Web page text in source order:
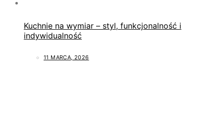
Kuchnie na wymiar – styl, funkcjonalność i
indywidualność
11 MARCA, 2026